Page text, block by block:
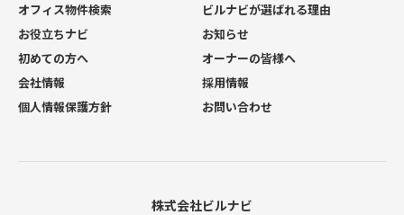
オフィス物件検索
ビルナビが選ばれる理由
お役立ちナビ
お知らせ
初めての方へ
オーナーの皆様へ
会社情報
採用情報
個人情報保護方針
お問い合わせ
株式会社ビルナビ